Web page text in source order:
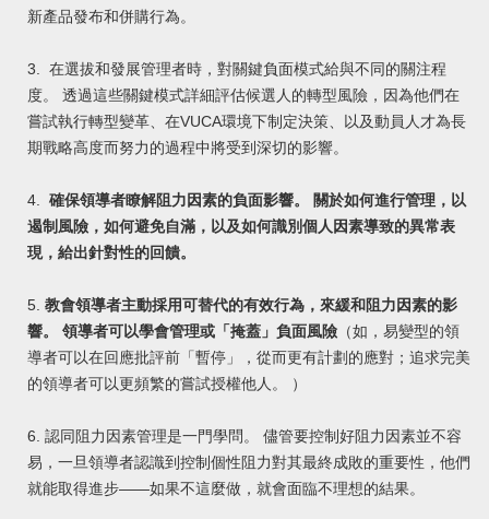
新產品發布和併購行為。
3. 在選拔和發展管理者時，對關鍵負面模式給與不同的關注程
度。 透過這些關鍵模式詳細評估候選人的轉型風險，因為他們在
嘗試執行轉型變革、在VUCA環境下制定決策、以及動員人才為長
期戰略高度而努力的過程中將受到深切的影響。
4. 確保領導者瞭解阻力因素的負面影響。 關於如何進行管理，以
遏制風險，如何避免自滿，以及如何識別個人因素導致的異常表
現，給出針對性的回饋。
5. 教會領導者主動採用可替代的有效行為，來緩和阻力因素的影
響。 領導者可以學會管理或「掩蓋」負面風險 （如，易變型的領
導者可以在回應批評前「暫停」，從而更有計劃的應對；追求完美
的領導者可以更頻繁的嘗試授權他人。 ）
6. 認同阻力因素管理是一門學問。 儘管要控制好阻力因素並不容
易，一旦領導者認識到控制個性阻力對其最終成敗的重要性，他們
就能取得進步——如果不這麼做，就會面臨不理想的結果。